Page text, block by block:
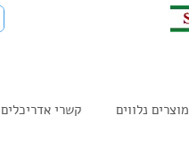
קשרי אדריכלים מוצרים נלווים